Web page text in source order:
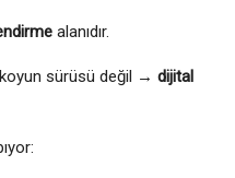
alanıdır.
koyun sürüsü değil → dijital